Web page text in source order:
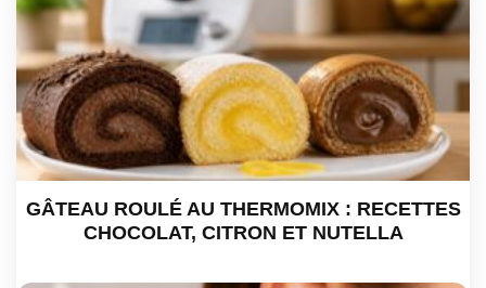
GÂTEAU ROULÉ AU THERMOMIX : RECETTES
CHOCOLAT, CITRON ET NUTELLA